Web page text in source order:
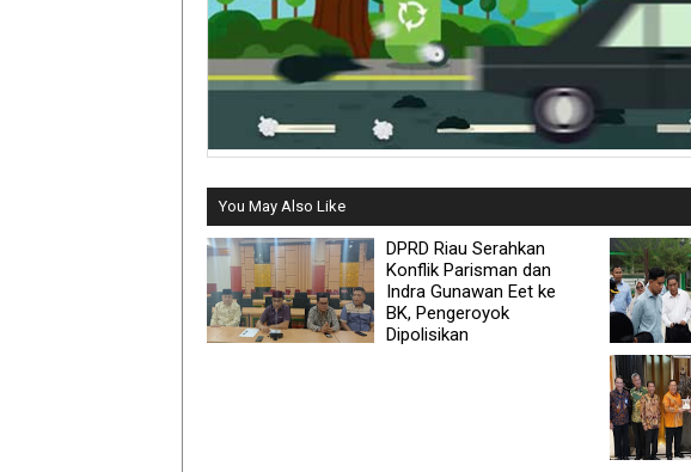
You May Also Like
DPRD Riau Serahkan
Konflik Parisman dan
Indra Gunawan Eet ke
BK, Pengeroyok
Dipolisikan